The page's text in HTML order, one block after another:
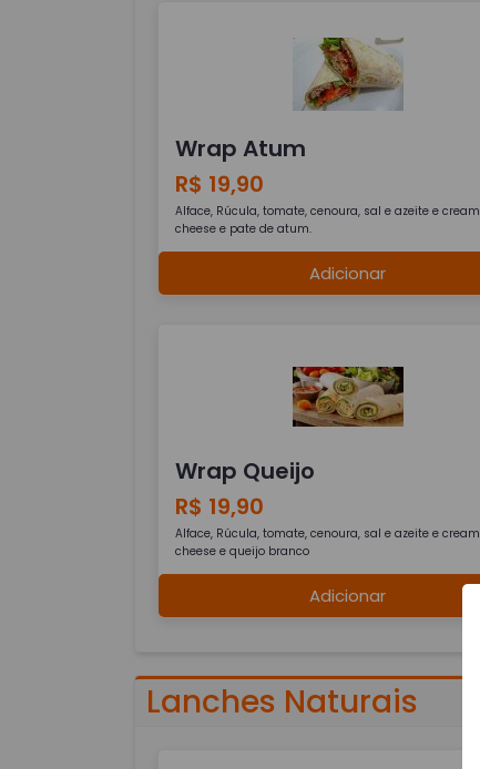
Wrap Atum
R$ 19,90
Alface, Rúcula, tomate, cenoura, sal e azeite e cream
cheese e pate de atum.
Adicionar
Wrap Queijo
R$ 19,90
Alface, Rúcula, tomate, cenoura, sal e azeite e cream
cheese e queijo branco
Adicionar
Lanches Naturais